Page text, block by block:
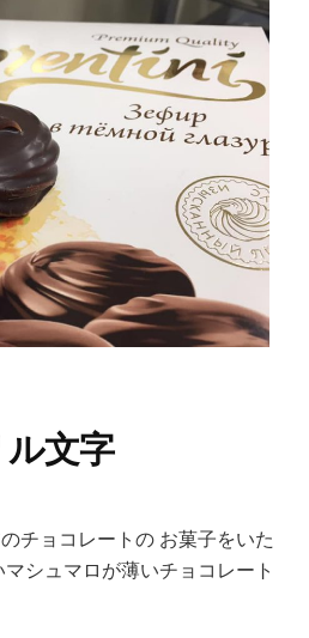
文字
チョコレートの お菓子をいた
シュマロが薄いチョコレート